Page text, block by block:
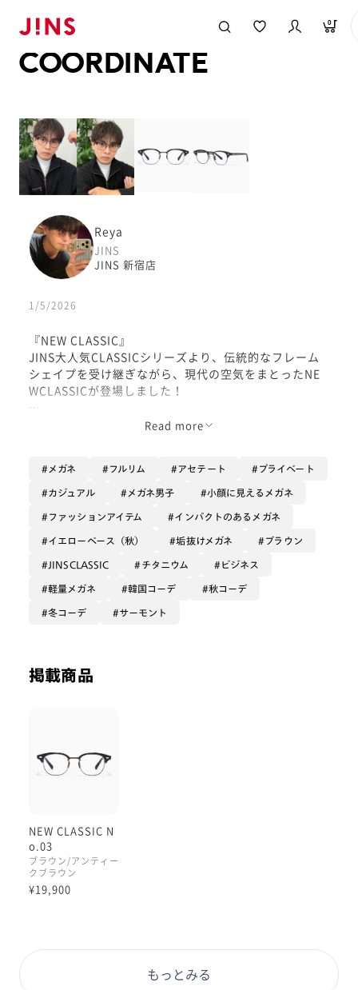
0
COORDINATE
Reya
JINS
JINS 新宿店
1/5/2026
『NEW CLASSIC』
JINS大人気CLASSICシリーズより、伝統的なフレーム
シェイプを受け継ぎながら、現代の空気をまとったNE
WCLASSICが登場しました！
アイコンには、クリスタルとして親しまれる石英(クオ
大人っぽいサーモント、どこか懐かしくレトロにも！
背伸びしたい若い方はもちろん、大人の方、たくさんの
方に手に取っていただきたいです！
Read more
メガネ フルリム アセテート プライベート
カジュアル メガネ男子 小顔に見えるメガネ
ファッションアイテム インパクトのあるメガネ
イエローベース（秋） 垢抜けメガネ ブラウン
JINSCLASSIC チタニウム ビジネス
軽量メガネ 韓国コーデ 秋コーデ
冬コーデ サーモント
掲載商品
NEW CLASSIC N
o.03
ブラウン/アンティー
クブラウン
¥19,900
もっとみる